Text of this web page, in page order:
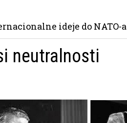
ideje do NATO-a
neutralnosti